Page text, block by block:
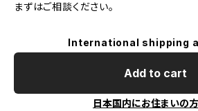
まずはご相談ください。
International shipping
Add to cart
日本国内にお住まいの